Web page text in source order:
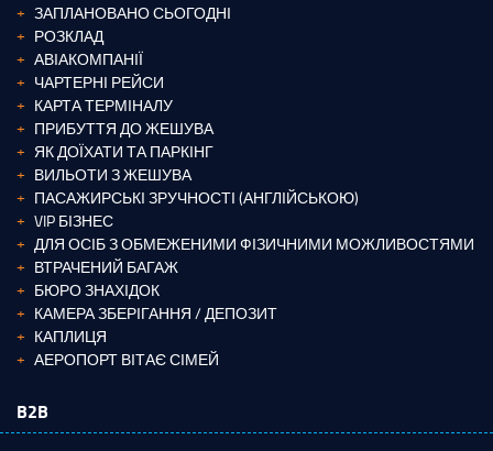
ЗАПЛАНОВАНО СЬОГОДНІ
РОЗКЛАД
АВІАКОМПАНІЇ
ЧАРТЕРНІ РЕЙСИ
КАРТА ТЕРМІНАЛУ
ПРИБУТТЯ ДО ЖЕШУВА
ЯК ДОЇХАТИ ТА ПАРКІНГ
ВИЛЬОТИ З ЖЕШУВА
ПАСАЖИРСЬКІ ЗРУЧНОСТІ (АНГЛІЙСЬКОЮ)
VIP БІЗНЕС
ДЛЯ ОСІБ З ОБМЕЖЕНИМИ ФІЗИЧНИМИ МОЖЛИВОСТЯМИ
ВТРАЧЕНИЙ БАГАЖ
БЮРО ЗНАХІДОК
КАМЕРА ЗБЕРІГАННЯ / ДЕПОЗИТ
КАПЛИЦЯ
АЕРОПОРТ ВІТАЄ СІМЕЙ
B2B